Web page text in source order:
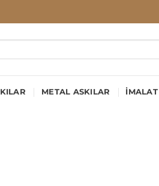
METAL ASKILAR